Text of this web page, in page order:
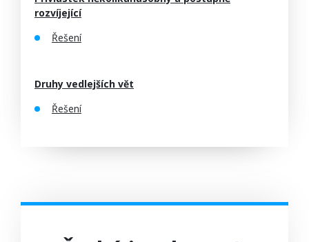
rozvíjející
Řešení
Druhy vedlejších vět
Řešení